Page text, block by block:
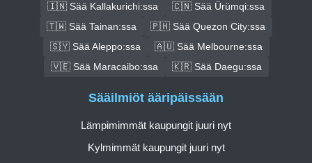
🇮🇳 Sää Kallakurichi:ssa
🇨🇳 Sää Ürümqi:ssa
🇹🇼 Sää Tainan:ssa
🇵🇭 Sää Quezon City:ssa
🇸🇾 Sää Aleppo:ssa
🇦🇺 Sää Melbourne:ssa
🇻🇪 Sää Maracaibo:ssa
🇰🇷 Sää Daegu:ssa
Sääilmiöt ääripäissään
Lämpimimmät kaupungit juuri nyt
Kylmimmät kaupungit juuri nyt